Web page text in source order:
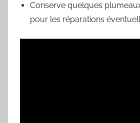
Conserve quelques
pour les réparations